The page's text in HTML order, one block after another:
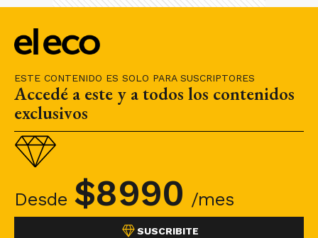
ESTE CONTENIDO ES SOLO PARA SUSCRIPTORES
Accedé a este y a todos los contenidos
exclusivos
Desde $8990 /mes
SUSCRIBITE